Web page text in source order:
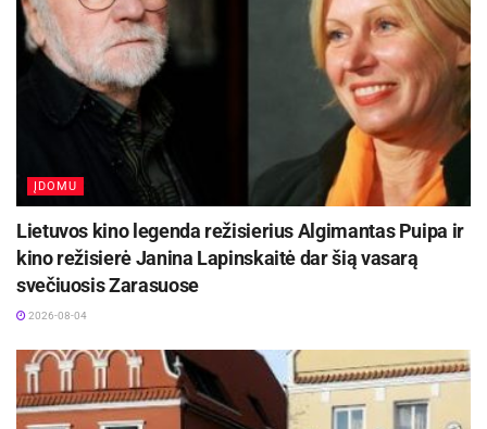
ĮDOMU
Lietuvos kino legenda režisierius Algimantas Puipa ir
kino režisierė Janina Lapinskaitė dar šią vasarą
svečiuosis Zarasuose
2026-08-04